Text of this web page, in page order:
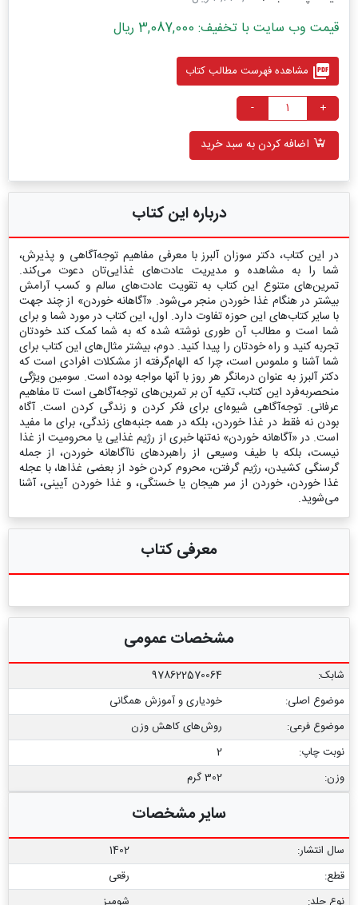
قیمت وب سایت با تخفیف: 3,087,000 ریال
picture_as_pdf مشاهده فهرست مطالب کتاب
+
-
اضافه کردن به سبد خرید
درباره این کتاب
در این کتاب، دکتر سوزان آلبرز با معرفی مفاهیم توجه‌آگاهی و پذیرش،
شما را به مشاهده و مدیریت عادت‌های غذایی‌تان دعوت می‌کند.
تمرین‌های متنوع این کتاب به تقویت عادت‌های سالم و کسب آرامش
بیشتر در هنگام غذا خوردن منجر می‌شود. «آگاهانه خوردن» از چند جهت
با سایر کتاب‌های این حوزه تفاوت دارد. اول، این کتاب در مورد شما و برای
شما است و مطالب آن طوری نوشته شده که به شما کمک کند خودتان
تجربه کنید و راه خودتان را پیدا کنید. دوم، بیشتر مثال‌های این کتاب برای
شما آشنا و ملموس است، چرا که الهام‌گرفته از مشکلات افرادی است که
دکتر آلبرز به عنوان درمانگر هر روز با آنها مواجه بوده است. سومین ویژگی
منحصربه‌فرد این کتاب، تکیه آن بر تمرین‌های توجه‌آگاهی است تا مفاهیم
عرفانی. توجه‌آگاهی شیوه‌ای برای فکر کردن و زندگی کردن است. آگاه
بودن نه فقط در غذا خوردن، بلکه در همه جنبه‌های زندگی، برای ما مفید
است. در «آگاهانه خوردن» نه‌تنها خبری از رژیم غذایی یا محرومیت از غذا
نیست، بلکه با طیف وسیعی از راهبردهای ناآگاهانه خوردن، از جمله
گرسنگی کشیدن، رژیم گرفتن، محروم کردن خود از بعضی غذاها، با عجله
غذا خوردن، خوردن از سر هیجان یا خستگی، و غذا خوردن آیینی، آشنا
می‌شوید.
معرفی کتاب
مشخصات عمومی
شابک:
978622570064
موضوع اصلی:
خودیاری و آموزش همگانی
موضوع فرعی:
روش‌های کاهش وزن
نوبت چاپ:
2
وزن:
302 گرم
سایر مشخصات
سال انتشار:
1402
قطع:
رقعی